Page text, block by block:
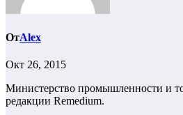
ОтAlex
Окт 26, 2015
Министерство промышленности и
редакции Remedium.